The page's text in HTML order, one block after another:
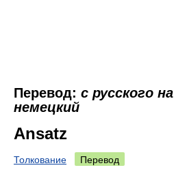
Перевод: с русского на
немецкий
Ansatz
Толкование Перевод